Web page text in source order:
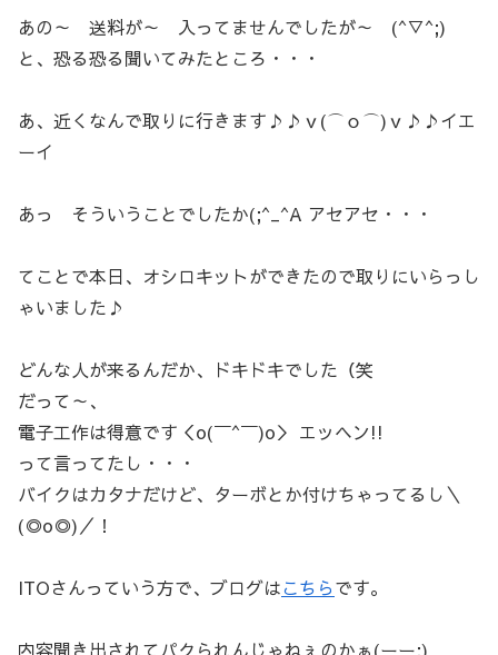
あの～ 送料が～ 入ってませんでしたが～ (^▽^;)
と、恐る恐る聞いてみたところ・・・
あ、近くなんで取りに行きます♪♪ｖ(⌒ｏ⌒)ｖ♪♪イエ
ーイ
あっ そういうことでしたか(;^_^A アセアセ・・・
てことで本日、オシロキットができたので取りにいらっし
ゃいました♪
どんな人が来るんだか、ドキドキでした（笑
だって～、
電子工作は得意です＜o(￣^￣)o＞ エッヘン!!
って言ってたし・・・
バイクはカタナだけど、ターボとか付けちゃってるし＼
(◎o◎)／！
ITOさんっていう方で、ブログはこちらです。
内容聞き出されてパクられんじゃねぇのかぁ(ーー;)